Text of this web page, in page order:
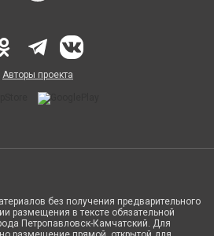
Авторы проекта
без получения предварительного
размещения в тексте обязательной
Петропавловск-Камчатский. Для